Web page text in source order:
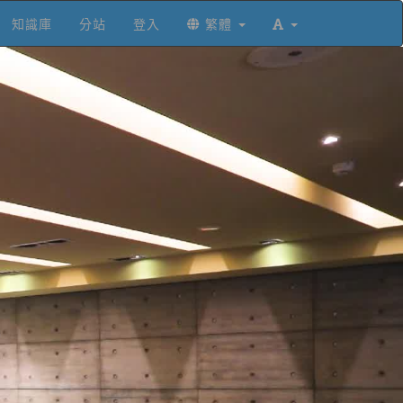
知識庫 分站 登入 繁體